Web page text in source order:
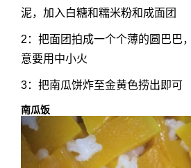
泥，加入白糖和糯米粉和成面团
2：把面团拍成一个个薄的圆巴巴
意要用中小火
3：把南瓜饼炸至金黄色捞出即可
南瓜饭